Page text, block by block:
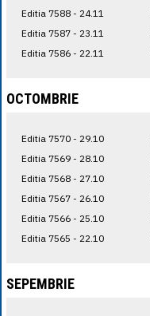
Editia 7588 - 24.11
Editia 7587 - 23.11
Editia 7586 - 22.11
OCTOMBRIE
Editia 7570 - 29.10
Editia 7569 - 28.10
Editia 7568 - 27.10
Editia 7567 - 26.10
Editia 7566 - 25.10
Editia 7565 - 22.10
SEPEMBRIE